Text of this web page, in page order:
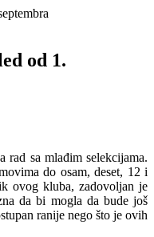
od 1.
rad sa mlađim selekcijama.
do osam, deset, 12 i
ovog kluba, zadovoljan je
da bi mogla da bude još
ranije nego što je ovih